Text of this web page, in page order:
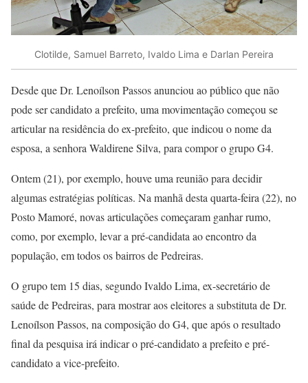
Clotilde, Samuel Barreto, Ivaldo Lima e Darlan Pereira
Desde que Dr. Lenoílson Passos anunciou ao público que não
pode ser candidato a prefeito, uma movimentação começou se
articular na residência do ex-prefeito, que indicou o nome da
esposa, a senhora Waldirene Silva, para compor o grupo G4.
Ontem (21), por exemplo, houve uma reunião para decidir
algumas estratégias políticas. Na manhã desta quarta-feira (22), no
Posto Mamoré, novas articulações começaram ganhar rumo,
como, por exemplo, levar a pré-candidata ao encontro da
população, em todos os bairros de Pedreiras.
O grupo tem 15 dias, segundo Ivaldo Lima, ex-secretário de
saúde de Pedreiras, para mostrar aos eleitores a substituta de Dr.
Lenoílson Passos, na composição do G4, que após o resultado
final da pesquisa irá indicar o pré-candidato a prefeito e pré-
candidato a vice-prefeito.